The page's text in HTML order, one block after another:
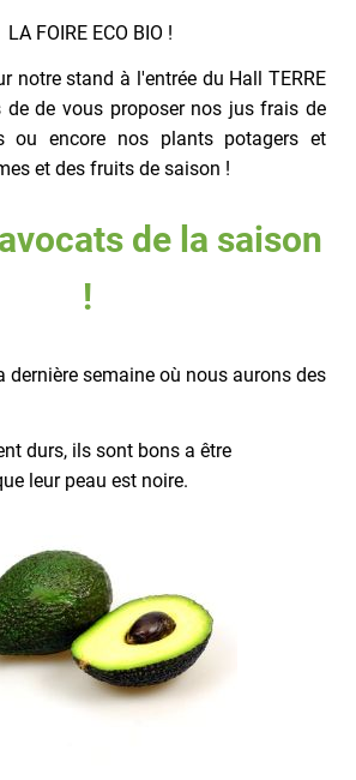
LA FOIRE ECO BIO !
notre stand à l'entrée du Hall TERRE
de de vous proposer nos jus frais de
ou encore nos plants potagers et
et des fruits de saison !
de la saison
!
dernière semaine où nous aurons des
durs, ils sont bons a être
leur peau est noire.